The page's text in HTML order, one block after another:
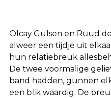
Olcay Gulsen en Ruud
alweer een tijdje uit
hun relatiebreuk
De twee voormalige
band hadden, gunnen
een blik waardig. De